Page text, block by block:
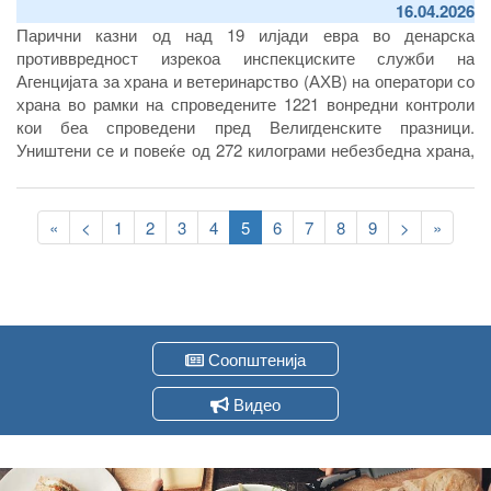
16.04.2026
Парични казни од над 19 илјади евра во денарска
противвредност изрекоа инспекциските служби на
Агенцијата за храна и ветеринарство (АХВ) на оператори со
храна во рамки на спроведените 1221 вонредни контроли
кои беа спроведени пред Велигденските празници.
Уништени се и повеќе од 272 килограми небезбедна храна,
нештетно уништени на депонијата Дрисла беа и повеќе од
40 тони небезбедни јајца по потекло од соседна Србија кои
беше спречено да се прошверцуваат во земјава.
Pagination
First
page
«
Previous
page
< Page
1 Page
2 Page
3 Page
4
Current
page
5 Page
6 Page
7 Page
8 Page
9
Следна
страна
>
Last
page
»
Соопштенија
Видео